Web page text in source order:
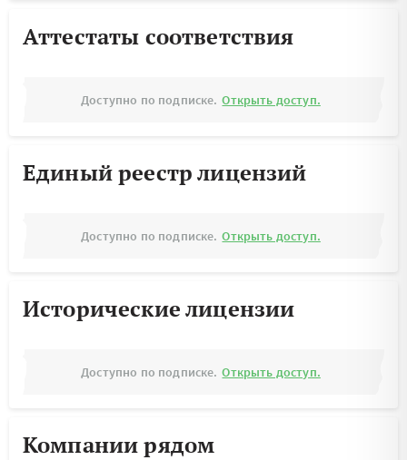
Аттестаты соответствия
Доступно по подписке. Открыть доступ.
Единый реестр лицензий
Доступно по подписке. Открыть доступ.
Исторические лицензии
Доступно по подписке. Открыть доступ.
Компании рядом